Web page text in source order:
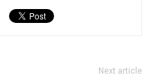
Next article